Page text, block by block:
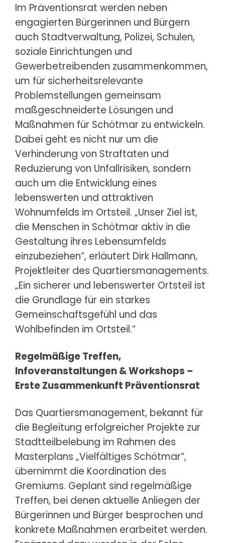
Im Präventionsrat werden neben
engagierten Bürgerinnen und Bürgern
auch Stadtverwaltung, Polizei, Schulen,
soziale Einrichtungen und
Gewerbetreibenden zusammenkommen,
um für sicherheitsrelevante
Problemstellungen gemeinsam
maßgeschneiderte Lösungen und
Maßnahmen für Schötmar zu entwickeln.
Dabei geht es nicht nur um die
Verhinderung von Straftaten und
Reduzierung von Unfallrisiken, sondern
auch um die Entwicklung eines
lebenswerten und attraktiven
Wohnumfelds im Ortsteil. „Unser Ziel ist,
die Menschen in Schötmar aktiv in die
Gestaltung ihres Lebensumfelds
einzubeziehen“, erläutert Dirk Hallmann,
Projektleiter des Quartiersmanagements.
„Ein sicherer und lebenswerter Ortsteil ist
die Grundlage für ein starkes
Gemeinschaftsgefühl und das
Wohlbefinden im Ortsteil.“
Regelmäßige Treffen,
Infoveranstaltungen & Workshops –
Erste Zusammenkunft Präventionsrat
Das Quartiersmanagement, bekannt für
die Begleitung erfolgreicher Projekte zur
Stadtteilbelebung im Rahmen des
Masterplans „Vielfältiges Schötmar“,
übernimmt die Koordination des
Gremiums. Geplant sind regelmäßige
Treffen, bei denen aktuelle Anliegen der
Bürgerinnen und Bürger besprochen und
konkrete Maßnahmen erarbeitet werden.